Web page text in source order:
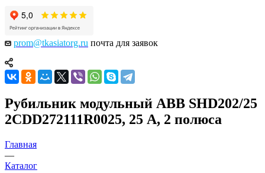
prom@tkasiatorg.ru почта для заявок
Рубильник модульный ABB SHD202/25
2CDD272111R0025, 25 А, 2 полюса
Главная
—
Каталог